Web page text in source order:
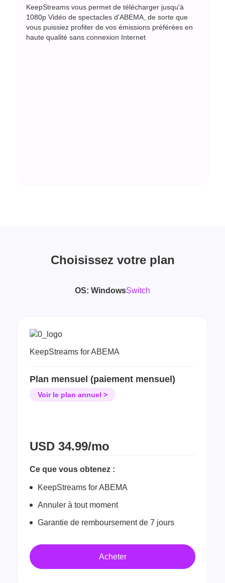
KeepStreams vous permet de télécharger jusqu'à
1080p Vidéo de spectacles d'ABEMA, de sorte que
vous puissiez profiter de vos émissions préférées en
haute qualité sans connexion Internet
Choisissez votre plan
OS: WindowsSwitch
KeepStreams for ABEMA
Plan mensuel (paiement mensuel)
Voir le plan annuel >
USD 34.99/mo
Ce que vous obtenez :
KeepStreams for ABEMA
Annuler à tout moment
Garantie de remboursement de 7 jours
Acheter